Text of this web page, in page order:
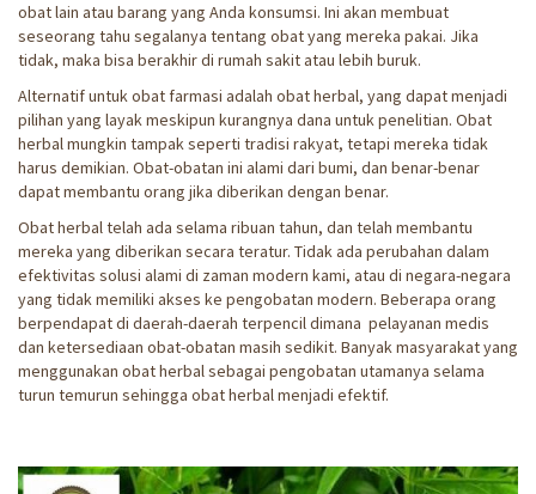
obat lain atau barang yang Anda konsumsi. Ini akan membuat
seseorang tahu segalanya tentang obat yang mereka pakai. Jika
tidak, maka bisa berakhir di rumah sakit atau lebih buruk.
Alternatif untuk obat farmasi adalah obat herbal, yang dapat menjadi
pilihan yang layak meskipun kurangnya dana untuk penelitian. Obat
herbal mungkin tampak seperti tradisi rakyat, tetapi mereka tidak
harus demikian. Obat-obatan ini alami dari bumi, dan benar-benar
dapat membantu orang jika diberikan dengan benar.
Obat herbal telah ada selama ribuan tahun, dan telah membantu
mereka yang diberikan secara teratur. Tidak ada perubahan dalam
efektivitas solusi alami di zaman modern kami, atau di negara-negara
yang tidak memiliki akses ke pengobatan modern. Beberapa orang
berpendapat di daerah-daerah terpencil dimana pelayanan medis
dan ketersediaan obat-obatan masih sedikit. Banyak masyarakat yang
menggunakan obat herbal sebagai pengobatan utamanya selama
turun temurun sehingga obat herbal menjadi efektif.